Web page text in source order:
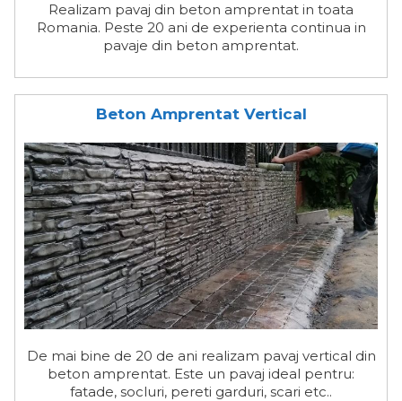
Realizam pavaj din beton amprentat in toata
Romania. Peste 20 ani de experienta continua in
pavaje din beton amprentat.
Beton Amprentat Vertical
De mai bine de 20 de ani realizam pavaj vertical din
beton amprentat. Este un pavaj ideal pentru:
fatade, socluri, pereti garduri, scari etc..